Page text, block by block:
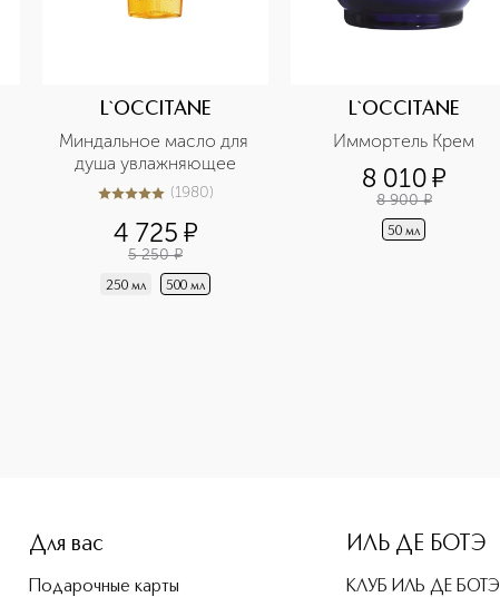
L`OCCITANE
Миндальное масло для
душа увлажняющее
5из 51980 (1980)
4 725 ¤
5 250 ¤
250 мл 500 мл
L`OCCITANE
Иммортель Крем
8 010¤
8 900 ¤
50 мл
Для вас
Подарочные карты
ИЛЬ ДЕ БОТЭ
КЛУБ ИЛЬ ДЕ БОТЭ